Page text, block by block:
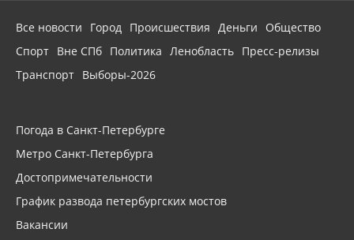
Все новости Город Происшествия Деньги
Общество
Спорт Вне СПб Политика Ленобласть Пресс-релизы
Транспорт Выборы-2026
Погода в Санкт-Петербурге
Метро Санкт-Петербурга
Достопримечательности
График развода петербургских мостов
Вакансии